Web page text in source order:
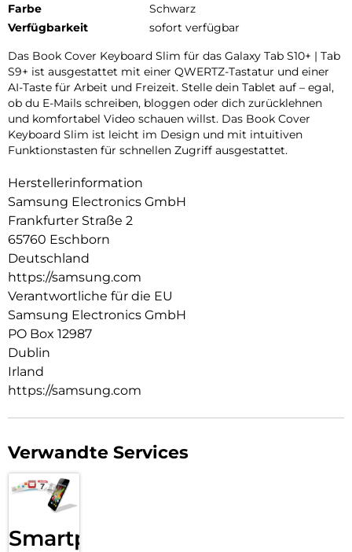
Farbe
Schwarz
Verfügbarkeit
sofort verfügbar
Das Book Cover Keyboard Slim für das Galaxy Tab S10+ | Tab
S9+ ist ausgestattet mit einer QWERTZ-Tastatur und einer
AI-Taste für Arbeit und Freizeit. Stelle dein Tablet auf – egal,
ob du E-Mails schreiben, bloggen oder dich zurücklehnen
und komfortabel Video schauen willst. Das Book Cover
Keyboard Slim ist leicht im Design und mit intuitiven
Funktionstasten für schnellen Zugriff ausgestattet.
Herstellerinformation
Samsung Electronics GmbH
Frankfurter Straße 2
65760 Eschborn
Deutschland
https://samsung.com
Verantwortliche für die EU
Samsung Electronics GmbH
PO Box 12987
Dublin
Irland
https://samsung.com
Verwandte Services
Smartphone